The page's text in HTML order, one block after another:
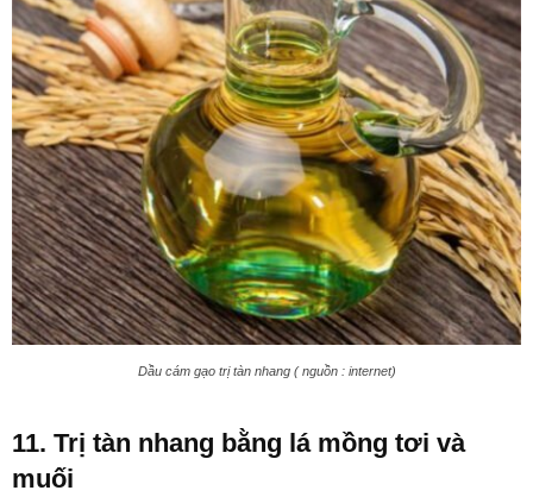
Dầu cám gạo trị tàn nhang ( nguồn : internet)
11. Trị tàn nhang bằng lá mồng tơi và
muối